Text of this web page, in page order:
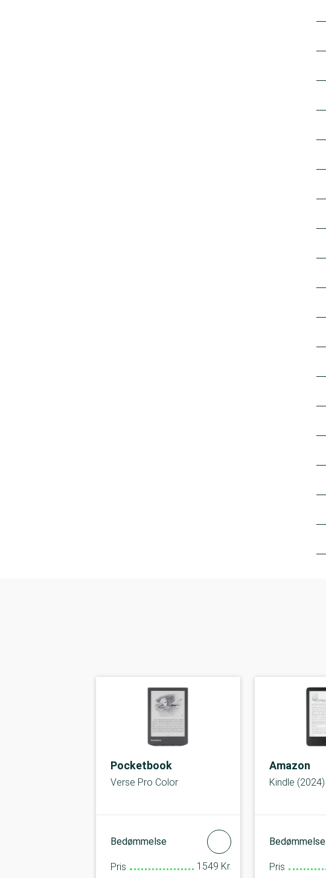
Pocketbook
Verse Pro Color
Bedømmelse
Pris 1549 Kr.
Amazon
Kindle (2024)
Bedømmelse
Pris